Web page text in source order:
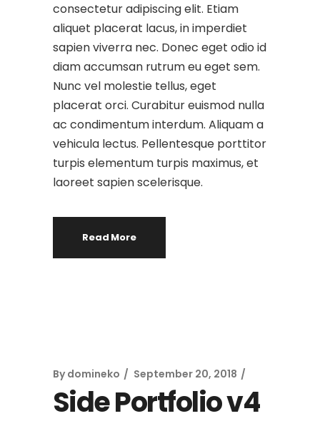
consectetur adipiscing elit. Etiam
aliquet placerat lacus, in imperdiet
sapien viverra nec. Donec eget odio id
diam accumsan rutrum eu eget sem.
Nunc vel molestie tellus, eget
placerat orci. Curabitur euismod nulla
ac condimentum interdum. Aliquam a
vehicula lectus. Pellentesque porttitor
turpis elementum turpis maximus, et
laoreet sapien scelerisque.
Read More
By domineko September 20, 2018
Side Portfolio v4